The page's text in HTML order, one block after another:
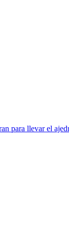
para llevar el